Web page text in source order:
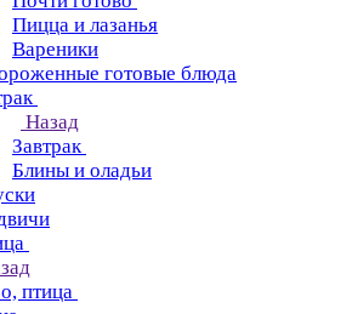
Пицца и лазанья
Вареники
готовые блюда
Назад
Завтрак
Блины и оладьи
птица